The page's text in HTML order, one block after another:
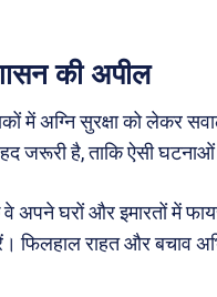
की अपील
में अग्नि सुरक्षा को लेकर
जरूरी है, ताकि ऐसी
अपने घरों और इमारतों में
फिलहाल राहत और बचाव